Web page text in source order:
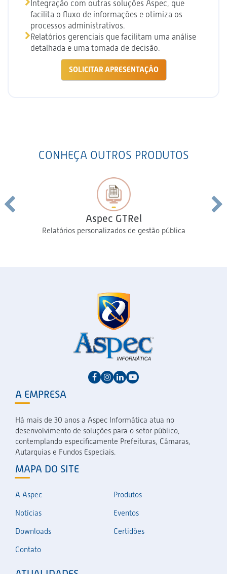
Integração com outras soluções Aspec, que
facilita o fluxo de informações e otimiza os
processos administrativos.
Relatórios gerenciais que facilitam uma análise
detalhada e uma tomada de decisão.
SOLICITAR APRESENTAÇÃO
CONHEÇA OUTROS PRODUTOS
Aspec GTRel
Relatórios personalizados de gestão pública
A EMPRESA
Há mais de 30 anos a Aspec Informática atua no
desenvolvimento de soluções para o setor público,
contemplando especificamente Prefeituras, Câmaras,
Autarquias e Fundos Especiais.
MAPA DO SITE
A Aspec
Produtos
Notícias
Eventos
Downloads
Certidões
Contato